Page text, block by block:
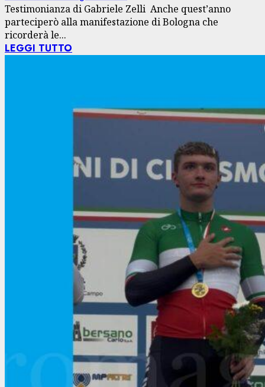
Testimonianza di Gabriele Zelli Anche quest’anno
parteciperò alla manifestazione di Bologna che
ricorderà le...
LEGGI TUTTO